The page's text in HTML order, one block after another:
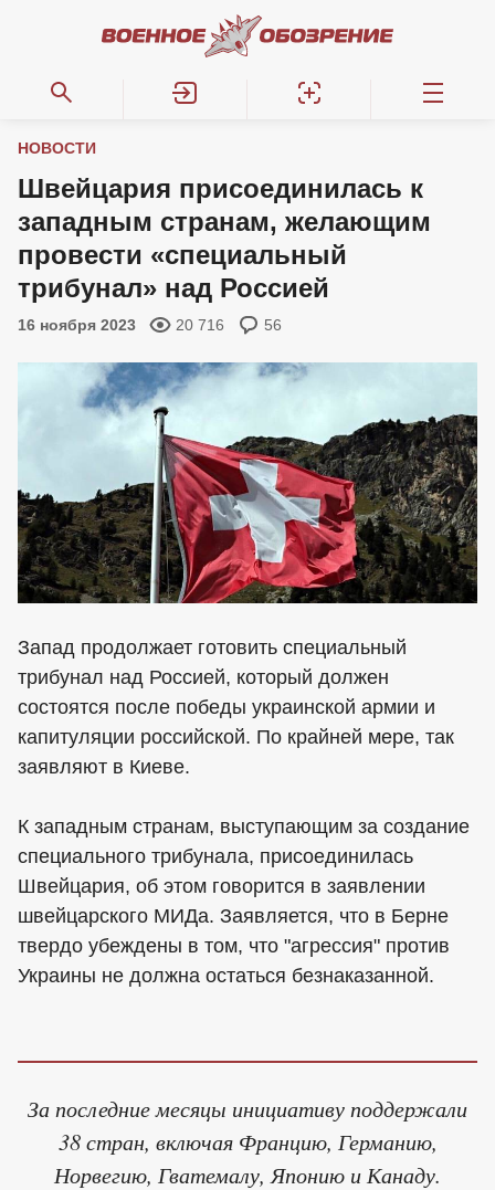
НОВОСТИ
Швейцария присоединилась к
западным странам, желающим
провести «специальный
трибунал» над Россией
16 ноября 2023 20 716 56
Запад продолжает готовить специальный
трибунал над Россией, который должен
состоятся после победы украинской армии и
капитуляции российской. По крайней мере, так
заявляют в Киеве.
К западным странам, выступающим за создание
специального трибунала, присоединилась
Швейцария, об этом говорится в заявлении
швейцарского МИДа. Заявляется, что в Берне
твердо убеждены в том, что "агрессия" против
Украины не должна остаться безнаказанной.
За последние месяцы инициативу поддержали
38 стран, включая Францию, Германию,
Норвегию, Гватемалу, Японию и Канаду.